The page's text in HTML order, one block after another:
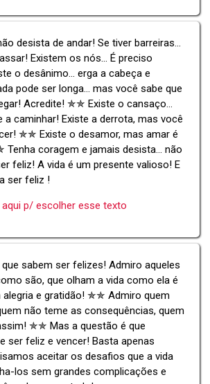
desista de andar! Se tiver barreiras...
Existem os nós... É preciso
o desânimo... erga a cabeça e
pode ser longa... mas você sabe que
Acredite! ✯✯ Existe o cansaço...
a caminhar! Existe a derrota, mas você
✯✯ Existe o desamor, mas amar é
coragem e jamais desista... não
feliz! A vida é um presente valioso! E
ser feliz !
aqui p/ escolher esse texto
sabem ser felizes! Admiro aqueles
são, que olham a vida como ela é
alegria e gratidão! ✯✯ Admiro quem
não teme as consequências, quem
✯✯ Mas a questão é que
ser feliz e vencer! Basta apenas
aceitar os desafios que a vida
los sem grandes complicações e